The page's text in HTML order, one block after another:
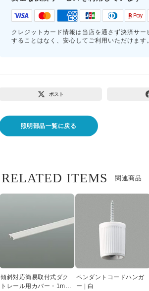
クレジットカード情報は当店を通さず決済サ
することはなく、安心してご利用いただけます。
ポスト
照明部品一覧に戻る
関連商品
RELATED ITEMS
傾斜対応簡易取付式ダク
トレール用カバー・1m｜
ペンダントコードハンガ
ー | 白